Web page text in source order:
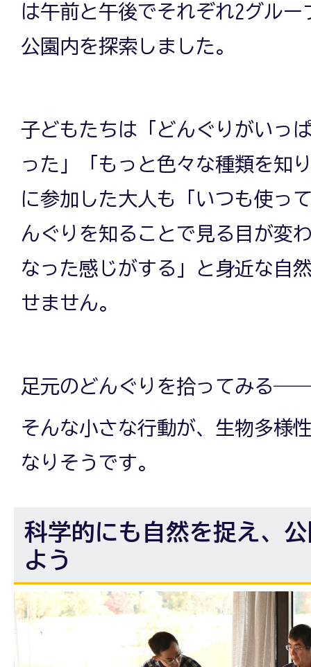
は午前と午後でそれぞれ2グルー
公園内を探索しました。
子どもたちは「どんぐりがいっ
った」「もっと色々な種類を知
に参加した大人も「いつも使っ
んぐりを知ることで見る目が変
なった感じがする」と身近な自
せません。
足元のどんぐりを拾ってみる
そんな小さな行動が、生物多様
なりそうです。
科学的にも自然を捉え、
よう